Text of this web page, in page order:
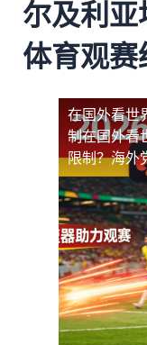
尔及利亚
体育观赛
在国外看世
制在国外看
限制？海外